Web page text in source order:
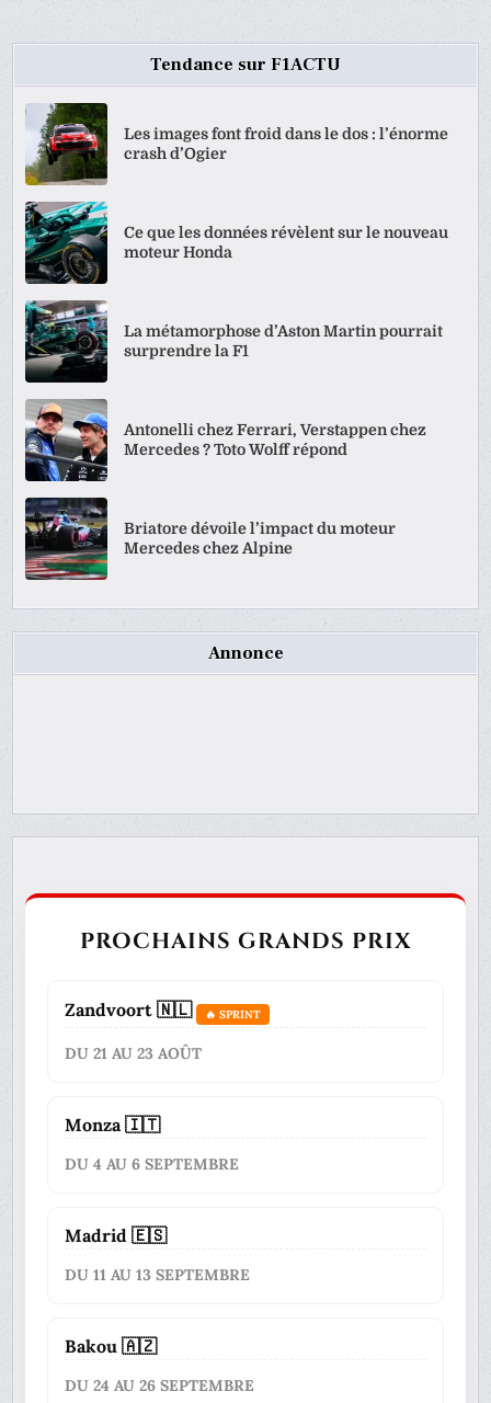
Tendance sur F1ACTU
Les images font froid dans le dos : l’énorme
crash d’Ogier
Ce que les données révèlent sur le nouveau
moteur Honda
La métamorphose d’Aston Martin pourrait
surprendre la F1
Antonelli chez Ferrari, Verstappen chez
Mercedes ? Toto Wolff répond
Briatore dévoile l’impact du moteur
Mercedes chez Alpine
Annonce
PROCHAINS GRANDS PRIX
Zandvoort 🇳🇱 🔥 SPRINT
DU 21 AU 23 AOÛT
Monza 🇮🇹
DU 4 AU 6 SEPTEMBRE
Madrid 🇪🇸
DU 11 AU 13 SEPTEMBRE
Bakou 🇦🇿
DU 24 AU 26 SEPTEMBRE